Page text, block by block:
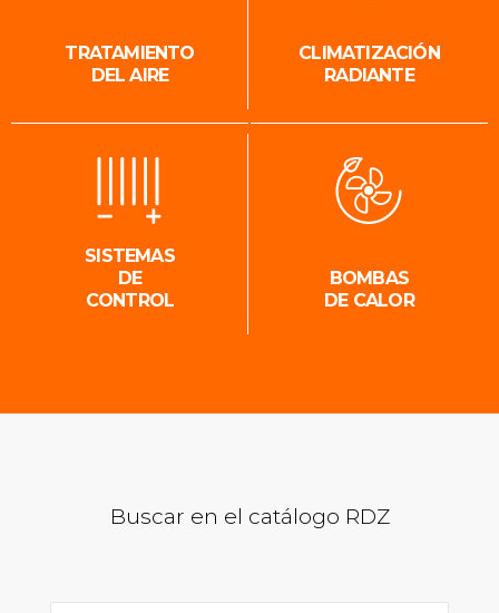
TRATAMIENTO
DEL AIRE
CLIMATIZACIÓN
RADIANTE
SISTEMAS
DE
CONTROL
BOMBAS
DE CALOR
Buscar en el catálogo RDZ